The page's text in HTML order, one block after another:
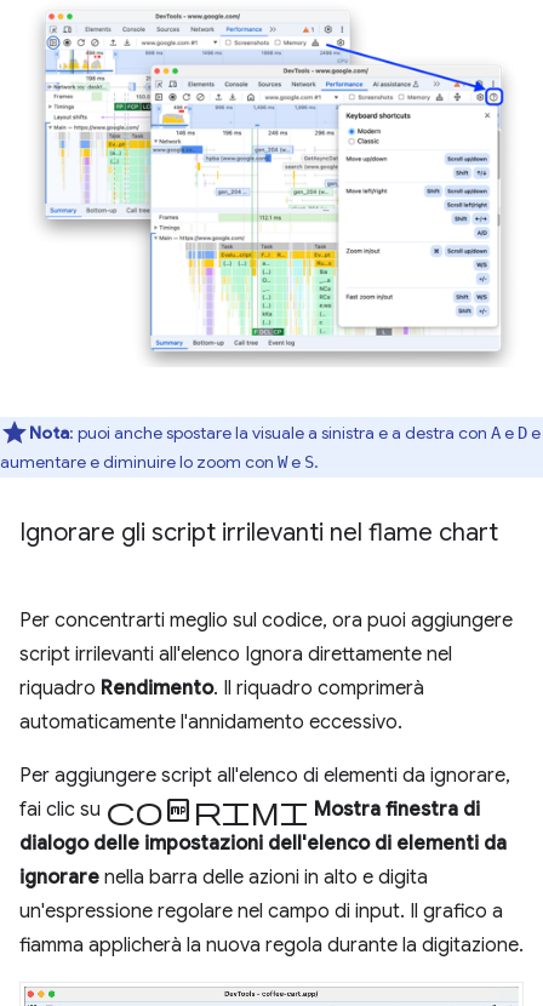
Nota: puoi anche spostare la visuale a sinistra e a destra con Ae De
aumentare e diminuire lo zoom con We S.
Ignorare gli script irrilevanti nel flame chart
Per concentrarti meglio sul codice, ora puoi aggiungere
script irrilevanti all'elenco Ignora direttamente nel
riquadro Rendimento. Il riquadro comprimerà
automaticamente l'annidamento eccessivo.
Per aggiungere script all'elenco di elementi da ignorare,
fai clic su Comprimi Mostra finestra di
dialogo delle impostazioni dell'elenco di elementi da
ignorare nella barra delle azioni in alto e digita
un'espressione regolare nel campo di input. Il grafico a
fiamma applicherà la nuova regola durante la digitazione.